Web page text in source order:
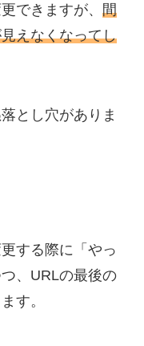
できますが、 間
えなくなってし
とし穴がありま
する際に「やっ
、URLの最後の
す。